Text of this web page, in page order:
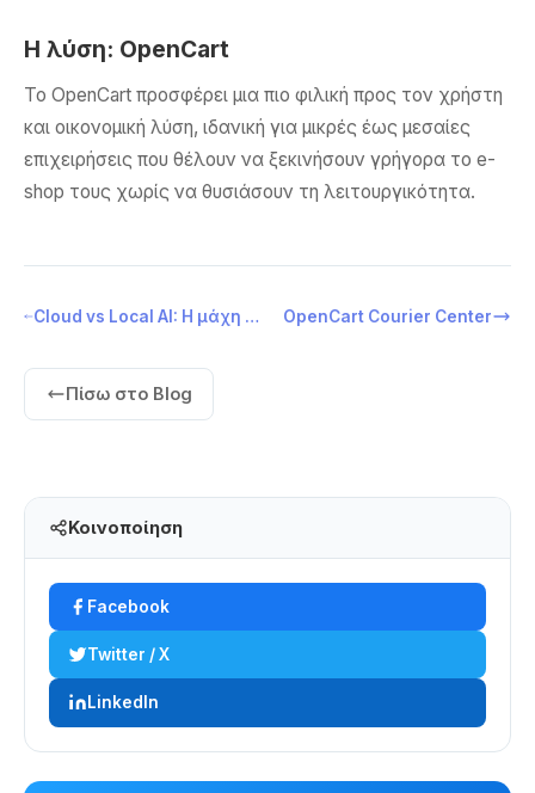
Η λύση: OpenCart
Το OpenCart προσφέρει μια πιο φιλική προς τον χρήστη
και οικονομική λύση, ιδανική για μικρές έως μεσαίες
επιχειρήσεις που θέλουν να ξεκινήσουν γρήγορα το e-
shop τους χωρίς να θυσιάσουν τη λειτουργικότητα.
Cloud vs Local AI: Η μάχη για την κυριαρχία των δεδομένων OpenCart Courier Center
Πίσω στο Blog
Κοινοποίηση
Facebook
Twitter / X
LinkedIn